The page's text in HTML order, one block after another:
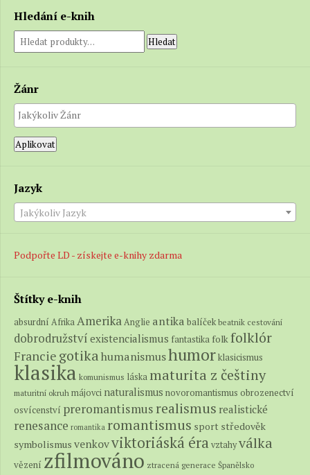
Hledání e-knih
Hledat
Žánr
Aplikovat
Jazyk
Jakýkoliv Jazyk
Podpořte LD - získejte e-knihy zdarma
Štítky e-knih
absurdní AfrikaAmerikaAnglie antika balíček beatnik cestování
dobrodružství existencialismus fantastika folkfolklór
Francie gotikahumanismushumorklasicismus
klasika komunismus láskamaturita z češtiny
maturitní okruh májovci naturalismus novoromantismus obrozenectví
osvícenství preromantismus realismus realistické
renesance romantika romantismus sport středověk
symbolismus venkovviktoriáská éravztahyválka
vězení zfilmováno ztracená generace Španělsko